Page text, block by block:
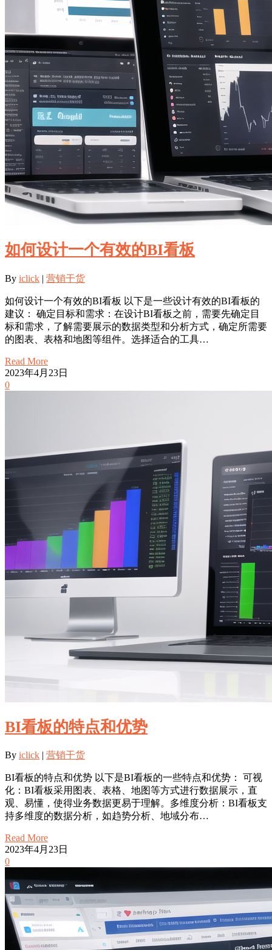
如何设计一个有效的BI看板
By iclick | 营销干货
如何设计一个有效的BI看板 以下是一些设计有效的BI看板的
建议： 确定目标和需求：在设计BI看板之前，需要先确定目
标和需求，了解需要展示的数据类型和分析方式，确定所需要
的图表、表格和地图等组件。选择适合的工具…
Read More
2023年4月23日
0
BI看板的特点和优势
By iclick | 营销干货
BI看板的特点和优势 以下是BI看板的一些特点和优势： 可视
化：BI看板采用图表、表格、地图等方式进行数据展示，直
观、易懂，使得业务数据更易于理解。多维度分析：BI看板支
持多维度的数据分析，如趋势分析、地域分布…
Read More
2023年4月23日
0